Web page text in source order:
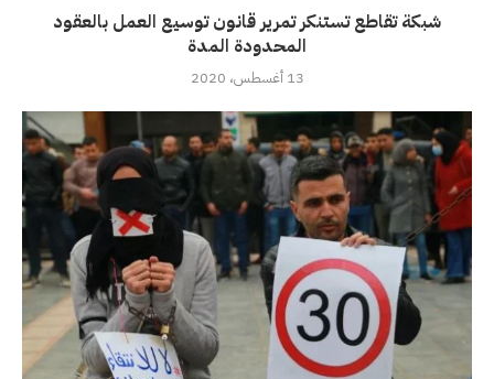
شبكة تقاطع تستنكر تمرير قانون توسيع العمل بالعقود
المحدودة المدة
13 أغسطس، 2020